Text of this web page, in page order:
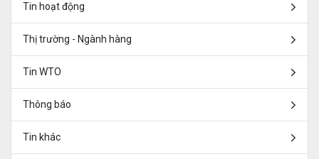
Tin hoạt động
Thị trường - Ngành hàng
Tin WTO
Thông báo
Tin khác